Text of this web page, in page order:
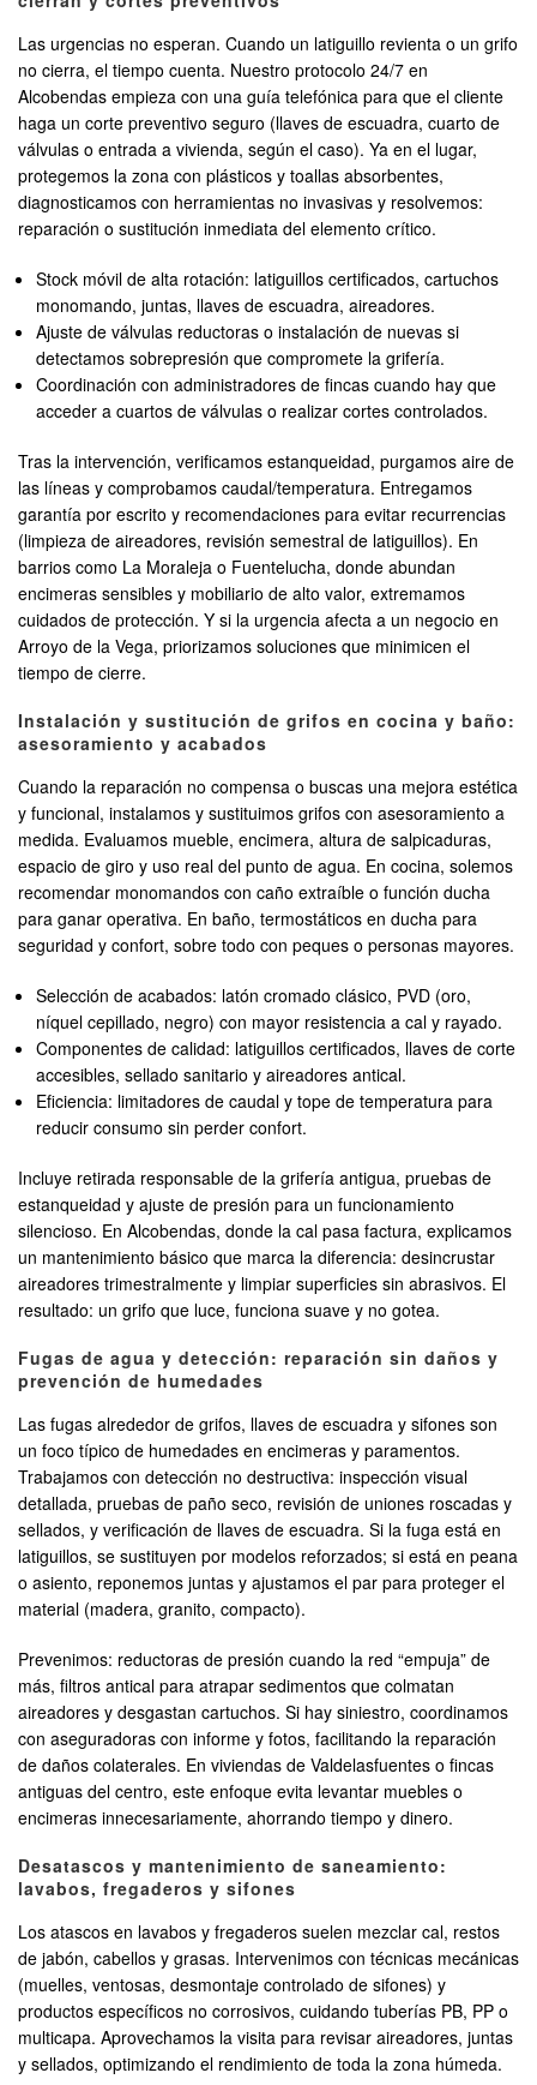
Las urgencias no esperan. Cuando un latiguillo revienta o un grifo
no cierra, el tiempo cuenta. Nuestro protocolo 24/7 en
Alcobendas empieza con una guía telefónica para que el cliente
haga un corte preventivo seguro (llaves de escuadra, cuarto de
válvulas o entrada a vivienda, según el caso). Ya en el lugar,
protegemos la zona con plásticos y toallas absorbentes,
diagnosticamos con herramientas no invasivas y resolvemos:
reparación o sustitución inmediata del elemento crítico.
Stock móvil de alta rotación: latiguillos certificados, cartuchos
monomando, juntas, llaves de escuadra, aireadores.
Ajuste de válvulas reductoras o instalación de nuevas si
detectamos sobrepresión que compromete la grifería.
Coordinación con administradores de fincas cuando hay que
acceder a cuartos de válvulas o realizar cortes controlados.
Tras la intervención, verificamos estanqueidad, purgamos aire de
las líneas y comprobamos caudal/temperatura. Entregamos
garantía por escrito y recomendaciones para evitar recurrencias
(limpieza de aireadores, revisión semestral de latiguillos). En
barrios como La Moraleja o Fuentelucha, donde abundan
encimeras sensibles y mobiliario de alto valor, extremamos
cuidados de protección. Y si la urgencia afecta a un negocio en
Arroyo de la Vega, priorizamos soluciones que minimicen el
tiempo de cierre.
Instalación y sustitución de grifos en cocina y baño:
asesoramiento y acabados
Cuando la reparación no compensa o buscas una mejora estética
y funcional, instalamos y sustituimos grifos con asesoramiento a
medida. Evaluamos mueble, encimera, altura de salpicaduras,
espacio de giro y uso real del punto de agua. En cocina, solemos
recomendar monomandos con caño extraíble o función ducha
para ganar operativa. En baño, termostáticos en ducha para
seguridad y confort, sobre todo con peques o personas mayores.
Selección de acabados: latón cromado clásico, PVD (oro,
níquel cepillado, negro) con mayor resistencia a cal y rayado.
Componentes de calidad: latiguillos certificados, llaves de corte
accesibles, sellado sanitario y aireadores antical.
Eficiencia: limitadores de caudal y tope de temperatura para
reducir consumo sin perder confort.
Incluye retirada responsable de la grifería antigua, pruebas de
estanqueidad y ajuste de presión para un funcionamiento
silencioso. En Alcobendas, donde la cal pasa factura, explicamos
un mantenimiento básico que marca la diferencia: desincrustar
aireadores trimestralmente y limpiar superficies sin abrasivos. El
resultado: un grifo que luce, funciona suave y no gotea.
Fugas de agua y detección: reparación sin daños y
prevención de humedades
Las fugas alrededor de grifos, llaves de escuadra y sifones son
un foco típico de humedades en encimeras y paramentos.
Trabajamos con detección no destructiva: inspección visual
detallada, pruebas de paño seco, revisión de uniones roscadas y
sellados, y verificación de llaves de escuadra. Si la fuga está en
latiguillos, se sustituyen por modelos reforzados; si está en peana
o asiento, reponemos juntas y ajustamos el par para proteger el
material (madera, granito, compacto).
Prevenimos: reductoras de presión cuando la red “empuja” de
más, filtros antical para atrapar sedimentos que colmatan
aireadores y desgastan cartuchos. Si hay siniestro, coordinamos
con aseguradoras con informe y fotos, facilitando la reparación
de daños colaterales. En viviendas de Valdelasfuentes o fincas
antiguas del centro, este enfoque evita levantar muebles o
encimeras innecesariamente, ahorrando tiempo y dinero.
Desatascos y mantenimiento de saneamiento:
lavabos, fregaderos y sifones
Los atascos en lavabos y fregaderos suelen mezclar cal, restos
de jabón, cabellos y grasas. Intervenimos con técnicas mecánicas
(muelles, ventosas, desmontaje controlado de sifones) y
productos específicos no corrosivos, cuidando tuberías PB, PP o
multicapa. Aprovechamos la visita para revisar aireadores, juntas
y sellados, optimizando el rendimiento de toda la zona húmeda.